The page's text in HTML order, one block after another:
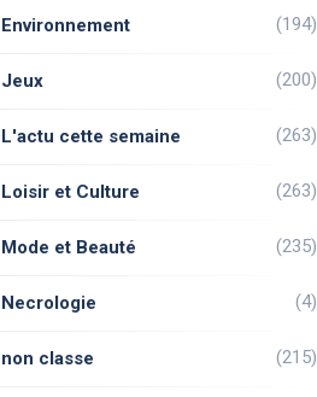
Environnement (194)
Jeux (200)
L'actu cette semaine (263)
Loisir et Culture (263)
Mode et Beauté (235)
Necrologie (4)
non classe (215)